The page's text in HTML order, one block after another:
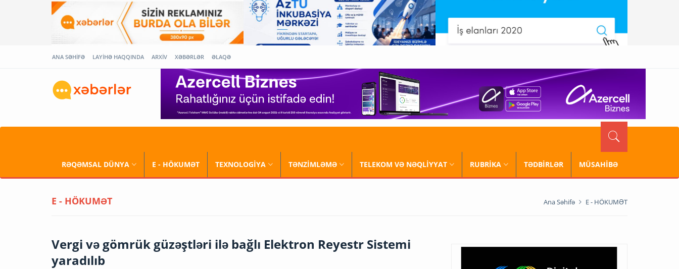
ANA SƏHİFƏ LAYİHƏ HAQQINDA ARXİV XƏBƏRLƏR ƏLAQƏ
RƏQƏMSAL DÜNYA E - HÖKUMƏT TEXNOLOGİYA TƏNZİMLƏMƏ TELEKOM VƏ NƏQLİYYAT RUBRİKA TƏDBİRLƏR MÜSAHİBƏ
E - HÖKUMƏT Ana Səhifə E - HÖKUMƏT
Vergi və gömrük güzəştləri ilə bağlı Elektron Reyestr Sistemi
yaradılıb